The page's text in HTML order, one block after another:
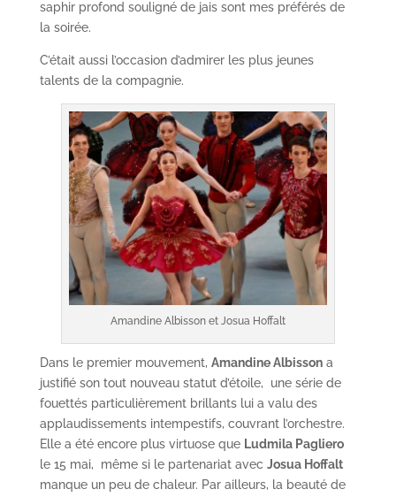
saphir profond souligné de jais sont mes préférés de
la soirée.
C’était aussi l’occasion d’admirer les plus jeunes
talents de la compagnie.
Amandine Albisson et Josua Hoffalt
Dans le premier mouvement, Amandine Albissona
justifié son tout nouveau statut d’étoile, une série de
fouettés particulièrement brillants lui a valu des
applaudissements intempestifs, couvrant l’orchestre.
Elle a été encore plus virtuose que Ludmila Pagliero
le 15 mai, même si le partenariat avec Josua Hoffalt
manque un peu de chaleur. Par ailleurs, la beauté de